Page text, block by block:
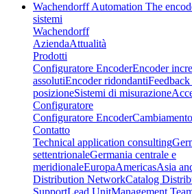
Wachendorff Automation The
sistemi
Wachendorff
AziendaAttualità
Prodotti
Configuratore EncoderEncoder
assolutiEncoder ridondanti
posizioneSistemi di misurazione
Configuratore
Configuratore Encoder
Contatto
Technical application consulting
settentrionaleGermania centrale e
meridionaleEuropaAmericasAsia
Distribution NetworkCatalog
SupportLead UnitManagement